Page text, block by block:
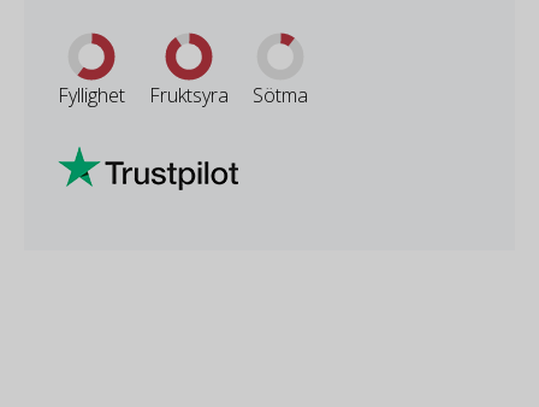
Fyllighet Fruktsyra Sötma